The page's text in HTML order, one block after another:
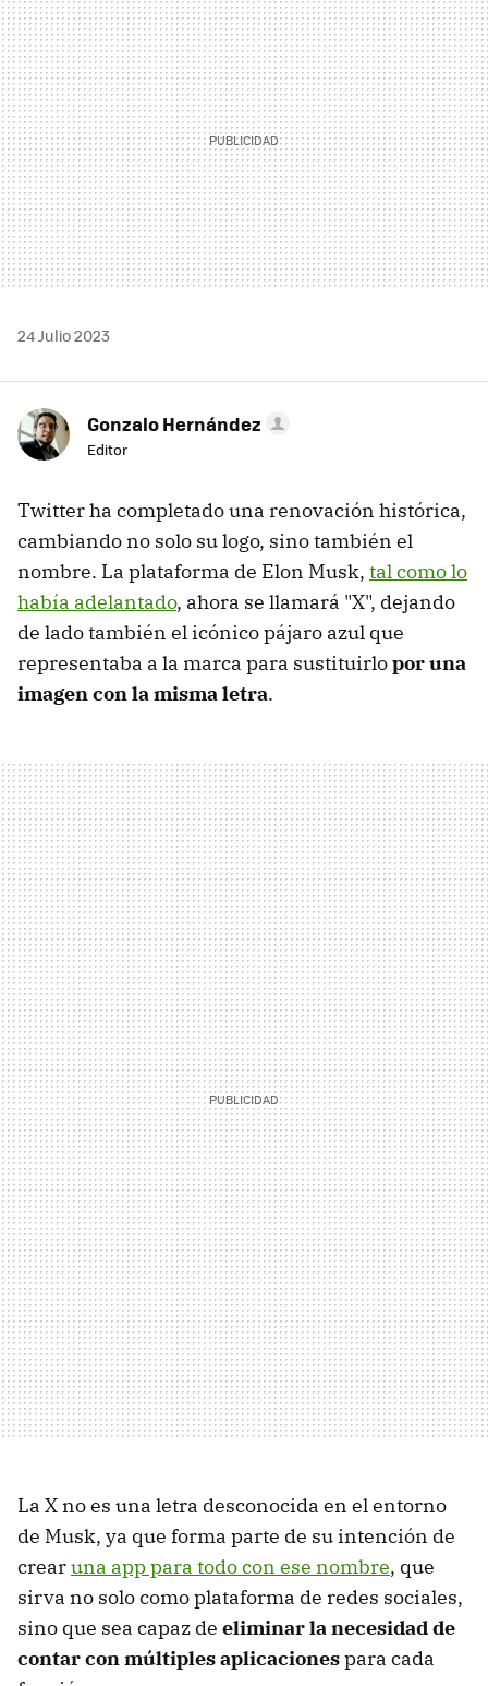
MAIL
24 Julio 2023
Gonzalo Hernández
Editor
Twitter ha completado una renovación histórica,
cambiando no solo su logo, sino también el
nombre. La plataforma de Elon Musk, tal como lo
había adelantado, ahora se llamará "X", dejando
de lado también el icónico pájaro azul que
representaba a la marca para sustituirlopor una
imagen con la misma letra.
La X no es una letra desconocida en el entorno
de Musk, ya que forma parte de su intención de
crearuna app para todo con ese nombre, que
sirva no solo como plataforma de redes sociales,
sino que sea capaz de eliminar la necesidad de
contar con múltiples aplicacionespara cada